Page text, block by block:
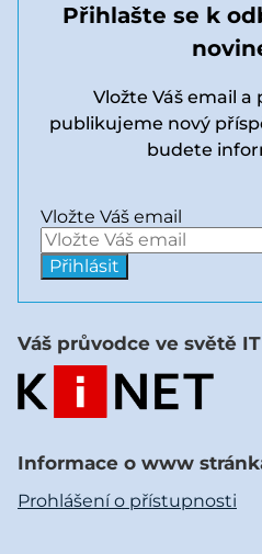
Přihlašte se k
Vložte Váš email a
publikujeme nový
budete
Vložte Váš email
Váš průvodce ve světě
Informace o www
Prohlášení o přístupnosti